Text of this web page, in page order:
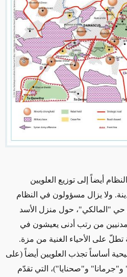
أيضاً إلى توزيع العلويين
ولا يزال مسؤولون في النظام
حي "المالكي"، حول منزل الأسد
من رتب أدنى يعيشون في
تطلّ على الأحياء الغنية من مزة.
أساساً تجذب العلويين أيضاً (على
و"صحنايا")، التي تقدّم